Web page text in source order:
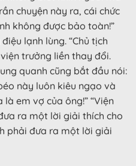
chuyện này ra, cái chức
không được bảo toàn!”
lạnh lùng. “Chủ tịch
trưởng liền thay đổi.
quanh cũng bắt đầu nói:
này luôn kiêu ngạo và
em vợ của ông!” “Viện
ra một lời giải thích cho
phải đưa ra một lời giải